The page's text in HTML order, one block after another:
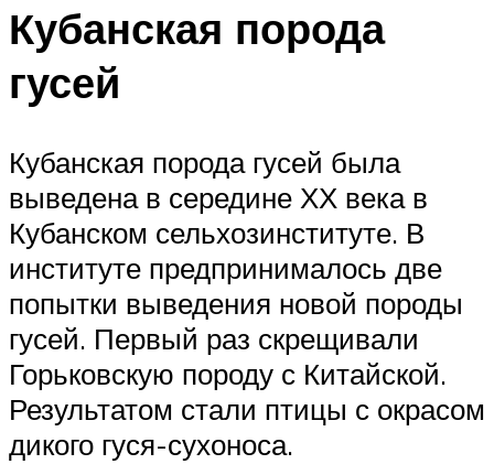
Кубанская порода
гусей
Кубанская порода гусей была
выведена в середине ХХ века в
Кубанском сельхозинституте. В
институте предпринималось две
попытки выведения новой породы
гусей. Первый раз скрещивали
Горьковскую породу с Китайской.
Результатом стали птицы с окрасом
дикого гуся-сухоноса.